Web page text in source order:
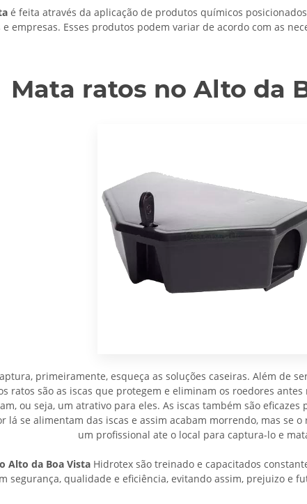
é feita através da aplicação de produtos químicos
e empresas. Esses produtos podem variar de acordo com as
Mata ratos no Alto da
primeiramente, esqueça as soluções caseiras. Além de
ratos são as iscas que protegem e eliminam os roedores
ou seja, um atrativo para eles. As iscas também são
lá se alimentam das iscas e assim acabam morrendo, mas se
um profissional ate o local para captura-lo e
Alto da Boa Vista Hidrotex são treinado e capacitados
segurança, qualidade e eficiência, evitando assim, prejuizo e